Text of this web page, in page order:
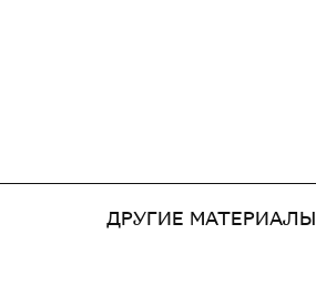
ДРУГИЕ МАТЕРИАЛЫ